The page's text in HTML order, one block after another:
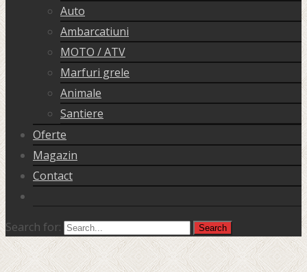
Auto
Ambarcatiuni
MOTO / ATV
Marfuri grele
Animale
Santiere
Oferte
Magazin
Contact
Search for: